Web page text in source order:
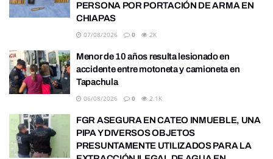
PERSONA POR PORTACIÓN DE ARMA EN
CHIAPAS
07/08/2026 0 2K
Menor de 10 años resulta lesionado en
accidente entre motoneta y camioneta en
Tapachula
06/08/2026 0 2.1K
FGR ASEGURA EN CATEO INMUEBLE, UNA
PIPA Y DIVERSOS OBJETOS
PRESUNTAMENTE UTILIZADOS PARA LA